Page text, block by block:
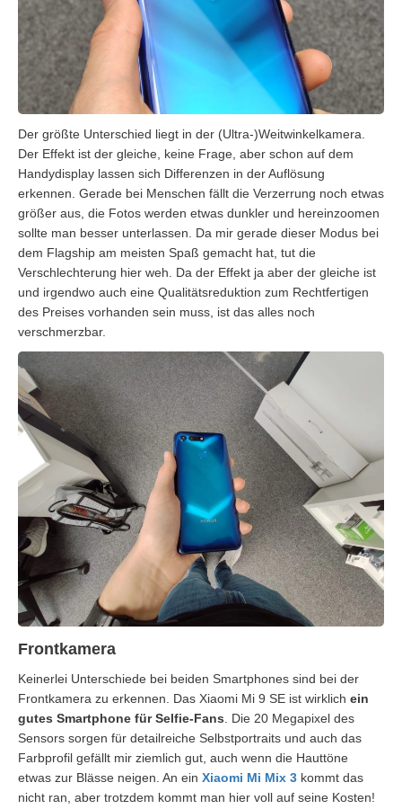
Der größte Unterschied liegt in der (Ultra-)Weitwinkelkamera.
Der Effekt ist der gleiche, keine Frage, aber schon auf dem
Handydisplay lassen sich Differenzen in der Auflösung
erkennen. Gerade bei Menschen fällt die Verzerrung noch etwas
größer aus, die Fotos werden etwas dunkler und hereinzoomen
sollte man besser unterlassen. Da mir gerade dieser Modus bei
dem Flagship am meisten Spaß gemacht hat, tut die
Verschlechterung hier weh. Da der Effekt ja aber der gleiche ist
und irgendwo auch eine Qualitätsreduktion zum Rechtfertigen
des Preises vorhanden sein muss, ist das alles noch
verschmerzbar.
Frontkamera
Keinerlei Unterschiede bei beiden Smartphones sind bei der
Frontkamera zu erkennen. Das Xiaomi Mi 9 SE ist wirklich ein
gutes Smartphone für Selfie-Fans . Die 20 Megapixel des
Sensors sorgen für detailreiche Selbstportraits und auch das
Farbprofil gefällt mir ziemlich gut, auch wenn die Hauttöne
etwas zur Blässe neigen. An ein Xiaomi Mi Mix 3 kommt das
nicht ran, aber trotzdem kommt man hier voll auf seine Kosten!